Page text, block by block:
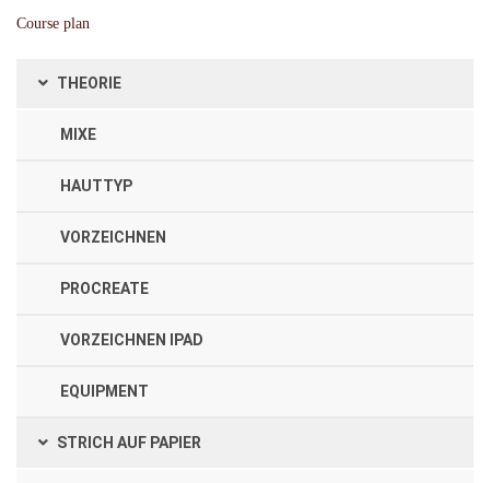
Course plan
THEORIE
MIXE
HAUTTYP
VORZEICHNEN
PROCREATE
VORZEICHNEN IPAD
EQUIPMENT
STRICH AUF PAPIER